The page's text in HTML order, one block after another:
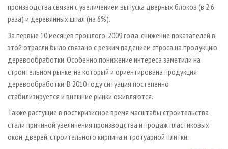
БИОЭНЕРГЕТИКА
ЦБП
ИНСТРУМЕНТ И МАТЕРИАЛЫ
RUSSIAN FORESTRY REVIEW
ГАЗЕТА ЛЕСПРОМФОРУМ
БИБЛИОТЕКА СПЕЦИАЛИСТА
производства связан с увеличением выпуска дверных блоков (в 2,6
раза) и деревянных шпал (на 6%).
За первые 10 месяцев прошлого, 2009 года, снижение показателей в
этой отрасли было связано с резким падением спроса на продукцию
деревообработки. Особенно понижение интереса заметили на
строительном рынке, на который и ориентирована продукция
деревообработки. В 2010 году ситуация постепенно
стабилизируется и внешние рынки оживляются.
Также растущие в посткризисное время масштабы строительства
стали причиной увеличения производства и продаж пластиковых
окон, дверей, строительного кирпича и тротуарной плитки.